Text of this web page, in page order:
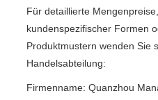
Für detaillierte
kundenspezifischer Formen
Produktmustern wenden Sie
Handelsabteilung:
Firmenname: Quanzhou